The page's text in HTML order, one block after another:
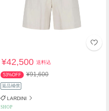
¥42,500送料込
53%OFF ¥91,600
返品補償
LARDINI
SHOP